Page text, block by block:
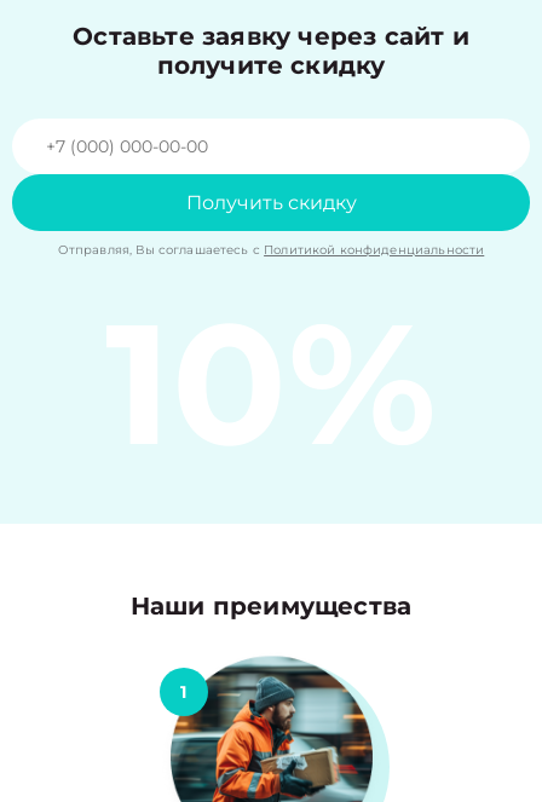
Оставьте заявку через сайт и
получите скидку
Получить скидку
Отправляя, Вы соглашаетесь с Политикой конфиденциальности
10%
Наши преимущества
1